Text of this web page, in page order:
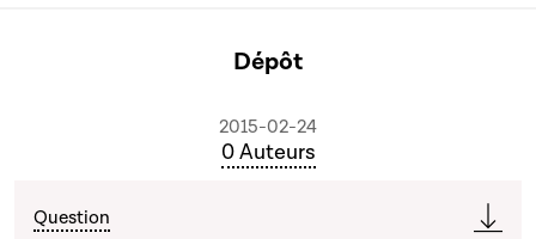
Dépôt
2015-02-24
0 Auteurs
Question